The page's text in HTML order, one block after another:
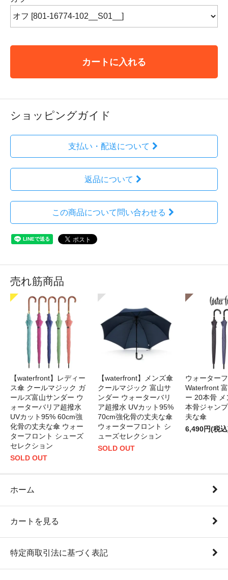
カートに入れる
ショッピングガイド
支払い・配送について
返品について
この商品について問い合わせる
売れ筋商品
【waterfront】レディー
ス傘 クールマジック ガ
ールズ富山サンダー ウ
ォーターバリア超撥水
UVカット95% 60cm強
化骨の丈夫な傘 ウォー
ターフロント シューズ
セレクション
SOLD OUT
【waterfront】メンズ傘
クールマジック 富山サ
ンダー ウォーターバリ
ア超撥水 UVカット95%
70cm強化骨の丈夫な傘
ウォーターフロント シ
ューズセレクション
SOLD OUT
ウォーター
Waterfront
ー 20本骨 メ
本骨ジャン
夫な傘
6,490円(税
ホーム
カートを見る
特定商取引法に基づく表記